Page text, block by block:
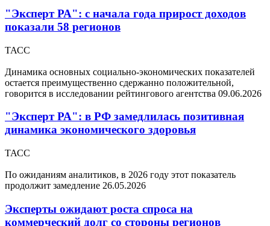
"Эксперт РА": с начала года прирост доходов
показали 58 регионов
ТАСС
Динамика основных социально-экономических показателей
остается преимущественно сдержанно положительной,
говорится в исследовании рейтингового агентства 09.06.2026
"Эксперт РА": в РФ замедлилась позитивная
динамика экономического здоровья
ТАСС
По ожиданиям аналитиков, в 2026 году этот показатель
продолжит замедление 26.05.2026
Эксперты ожидают роста спроса на
коммерческий долг со стороны регионов